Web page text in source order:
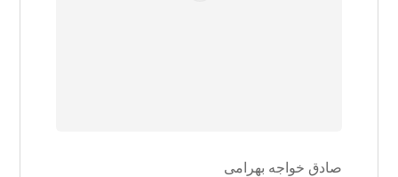
صادق خواجه بهرامی